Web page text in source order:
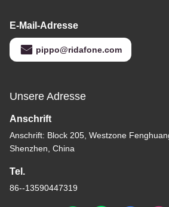
E-Mail-Adresse
pippo@ridafone.com
Unsere Adresse
Anschrift
Anschrift: Block 205, Westzone
Shenzhen, China
Tel.
86--13590447319